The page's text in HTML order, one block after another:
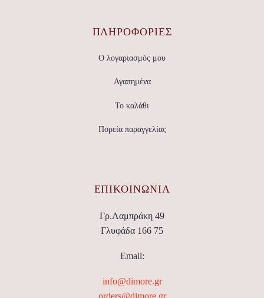
ΠΛΗΡΟΦΟΡΙΕΣ
Ο λογαριασμός μου
Αγαπημένα
Το καλάθι
Πορεία παραγγελίας
ΕΠΙΚΟΙΝΩΝΊΑ
Γρ.Λαμπράκη 49
Γλυφάδα 166 75
Email:
info@dimore.gr
orders@dimore.gr